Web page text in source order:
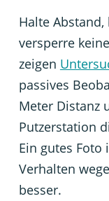
Halte
versperre
zeigen
passives
Meter Distanz
Putzerstation
Ein gutes Foto
Verhalten
besser.